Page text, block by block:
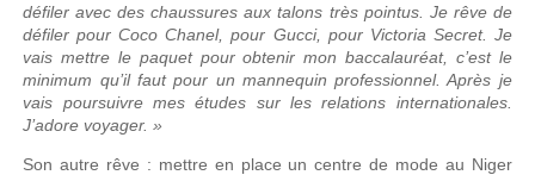
défiler avec des chaussures aux talons très pointus. Je rêve de
défiler pour Coco Chanel, pour Gucci, pour Victoria Secret. Je
vais mettre le paquet pour obtenir mon baccalauréat, c’est le
minimum qu’il faut pour un mannequin professionnel. Après je
vais poursuivre mes études sur les relations internationales.
J’adore voyager. »
Son autre rêve : mettre en place un centre de mode au Niger